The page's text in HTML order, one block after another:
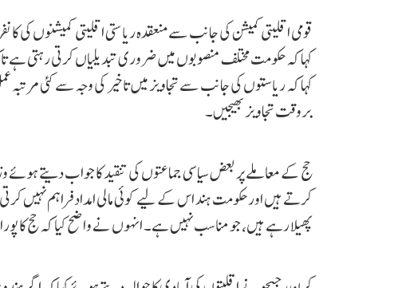
قومی اقلیتی کمیشن کی جانب سے منعقدہ ریاستی اقلیتی کمیشنوں
کہا کہ حکومت مختلف منصوبوں میں ضروری تبدیلیاں کرتی رہتی ہے
کہا کہ ریاستوں کی جانب سے تجاویز میں تاخیر کی وجہ سے کئی
بروقت تجاویز بھیجیں۔
حج کے معاملے پر بعض سیاسی جماعتوں کی تنقید کا جواب دیتے ہوئے
کرتے ہیں اور حکومت ہند اس کے لیے کوئی مالی امداد فراہم نہیں
پھیلا رہے ہیں، جو مناسب نہیں ہے۔ انہوں نے واضح کیا کہ حج کا